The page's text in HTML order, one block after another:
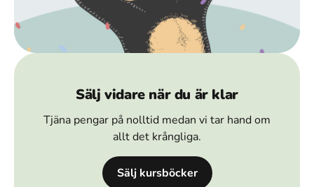
Sälj vidare när du är klar
Tjäna pengar på nolltid medan vi tar hand om
allt det krångliga.
Sälj kursböcker